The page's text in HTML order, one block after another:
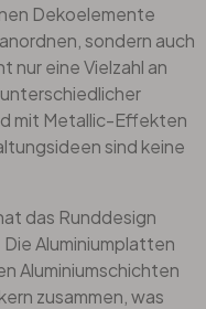
Dekoelemente
sondern auch
nur eine Vielzahl an
mit Metallic-Effekten
sind keine
das Runddesign
Aluminiumplatten
Aluminiumschichten
zusammen, was